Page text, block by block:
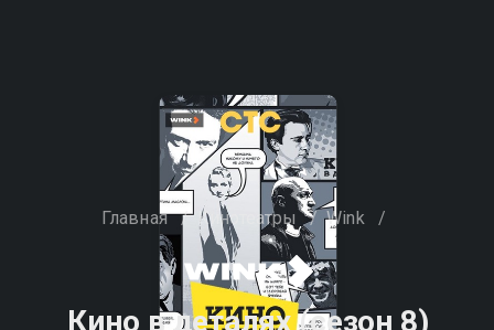
Главная / Кинотеатры / Wink /
Кино в деталях (сезон 8)